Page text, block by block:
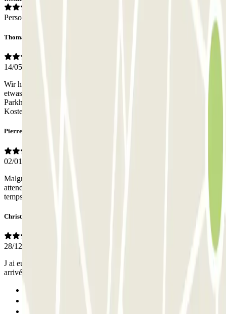
Personal
Thomas
14/05/2026
Wir haben P2 gebucht, auf der Bestätigung stand P1. Das hat uns
etwas verwirrt, da wir schon einmal eine Woche im falschen
Parkhaus standen. Das Personal war aber so kulant und hat uns die
Kosten erlassen.
Pierre
02/01/2026
Malgré ma réservation, j'ai eu du mal à avoir une place, j'ai due
attendre qu'une place se libére. Heureusement que j'avais prévu du
temps avant mon départ.
Christine
28/12/2025
J ai eu du mal à trouver la seule place disponible quand je suis
arrivée. A part cela ,très bien .